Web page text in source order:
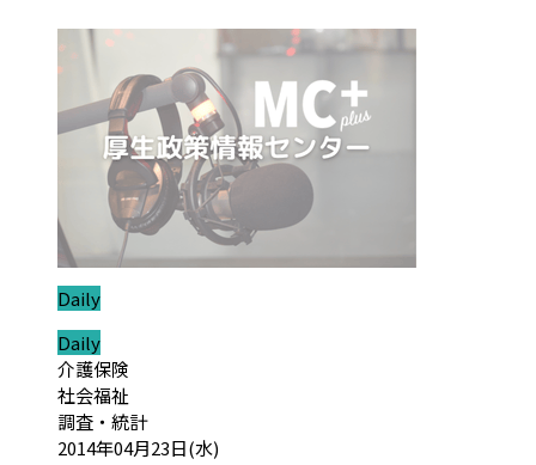
ジャンル:
Daily
ジャンル:
Daily
カテゴリ:介護保険
社会福祉
調査・統計
投稿日:2014年04月23日(水)